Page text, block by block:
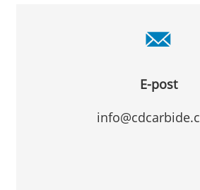
E-post